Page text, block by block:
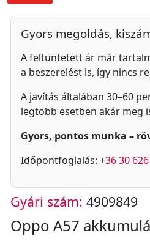
Gyors megoldás,
A feltüntetett ár már
a beszerelést is, így nincs
A javítás általában 30–60
legtöbb esetben akár meg
Gyors, pontos munka –
Időpontfoglalás: +36 30
Gyári szám: 4909849
Oppo A57